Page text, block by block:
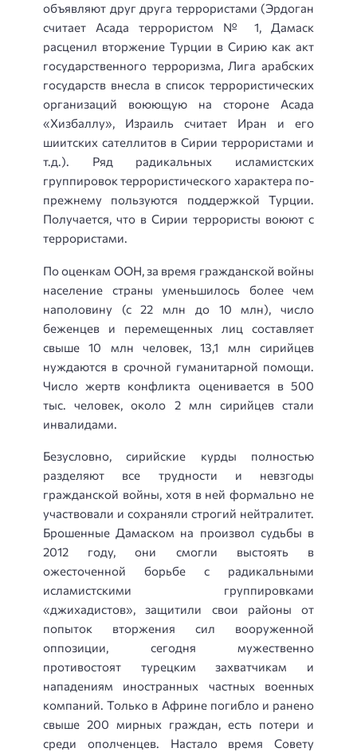
объявляют друг друга террористами (Эрдоган
считает Асада террористом № 1, Дамаск
расценил вторжение Турции в Сирию как акт
государственного терроризма, Лига арабских
государств внесла в список террористических
организаций воюющую на стороне Асада
«Хизбаллу», Израиль считает Иран и его
шиитских сателлитов в Сирии террористами и
т.д.). Ряд радикальных исламистских
группировок террористического характера по-
прежнему пользуются поддержкой Турции.
Получается, что в Сирии террористы воюют с
террористами.
По оценкам ООН, за время гражданской войны
население страны уменьшилось более чем
наполовину (с 22 млн до 10 млн), число
беженцев и перемещенных лиц составляет
свыше 10 млн человек, 13,1 млн сирийцев
нуждаются в срочной гуманитарной помощи.
Число жертв конфликта оценивается в 500
тыс. человек, около 2 млн сирийцев стали
инвалидами.
Безусловно, сирийские курды полностью
разделяют все трудности и невзгоды
гражданской войны, хотя в ней формально не
участвовали и сохраняли строгий нейтралитет.
Брошенные Дамаском на произвол судьбы в
2012 году, они смогли выстоять в
ожесточенной борьбе с радикальными
исламистскими группировками
«джихадистов», защитили свои районы от
попыток вторжения сил вооруженной
оппозиции, сегодня мужественно
противостоят турецким захватчикам и
нападениям иностранных частных военных
компаний. Только в Африне погибло и ранено
свыше 200 мирных граждан, есть потери и
среди ополченцев. Настало время Совету